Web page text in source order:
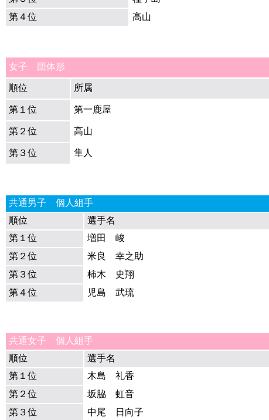
第４位
高山
女子 団体形
順位 所属
第１位 第一鹿屋
第２位 高山
第３位 隼人
共通男子 個人組手
順位
選手名
第１位
増田 峻
第２位
米良 幸之助
第３位
柿木 史翔
第４位
児島 武琉
共通女子 個人組手
順位
選手名
第１位
木島 礼香
第２位
坂脇 虹音
第３位
中尾 日向子